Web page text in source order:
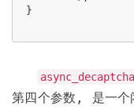
}
async_decaptcha
第四个参数, 是一